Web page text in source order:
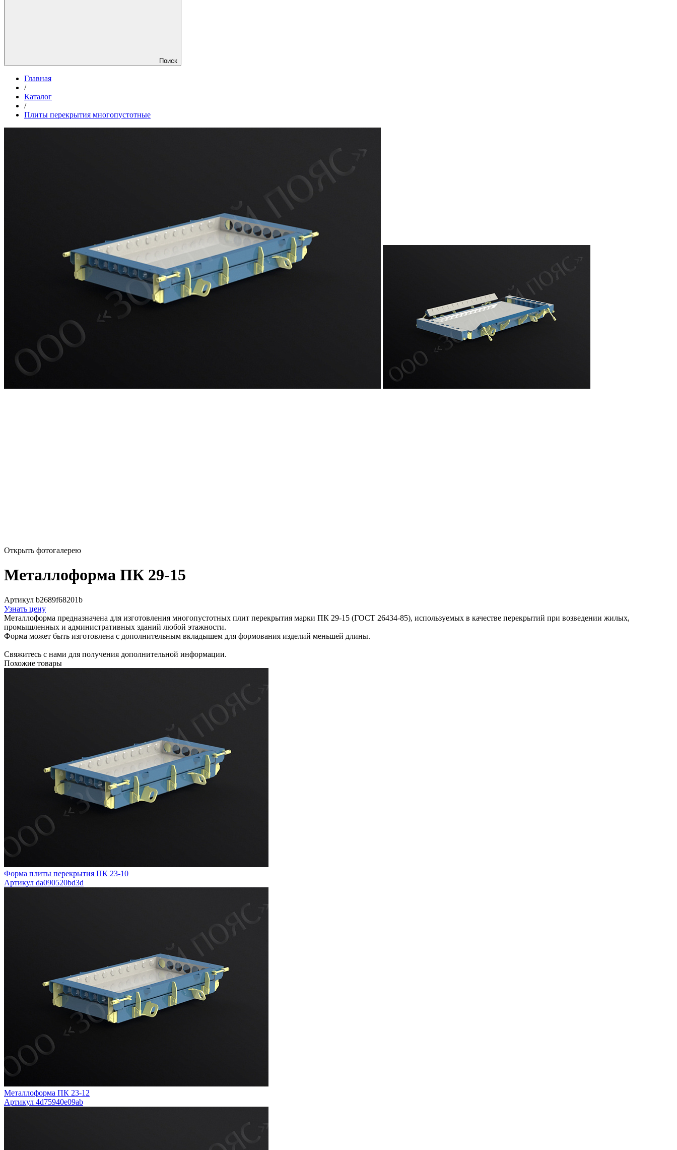
Поиск
Главная
/
Каталог
/
Плиты перекрытия многопустотные
Открыть фотогалерею
Металлоформа ПК 29-15
Артикул b2689f68201b
Узнать цену
Металлоформа предназначена для изготовления многопустотных плит перекрытия марки ПК 29-15 (ГОСТ 26434-85), используемых в качестве перекрытий при возведении жилых,
промышленных и административных зданий любой этажности.
Форма может быть изготовлена с дополнительным вкладышем для формования изделий меньшей длины.
Свяжитесь с нами для получения дополнительной информации.
Похожие товары
Форма плиты перекрытия ПК 23-10
Артикул da090520bd3d
Металлоформа ПК 23-12
Артикул 4d75940e09ab